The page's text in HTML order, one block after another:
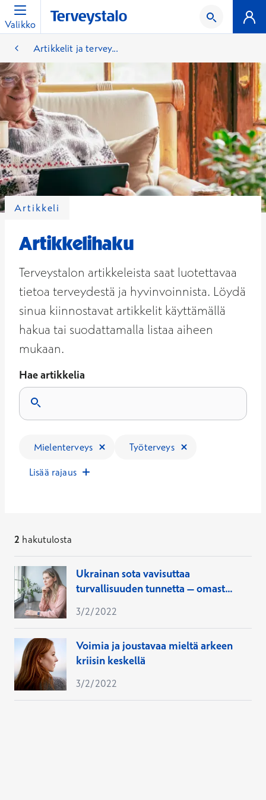
Valikko
Artikkelit ja tervey...
Artikkeli
Artikkelihaku
Terveystalon artikkeleista saat luotettavaa
tietoa terveydestä ja hyvinvoinnista. Löydä
sinua kiinnostavat artikkelit käyttämällä
hakua tai suodattamalla listaa aiheen
mukaan.
Hae artikkelia
Mielenterveys
Työterveys
Lisää rajaus
2 hakutulosta
Ukrainan sota vavisuttaa
turvallisuuden tunnetta – omasta
huolta
3/2/2022
Voimia ja joustavaa mieltä arkeen
kriisin keskellä
3/2/2022